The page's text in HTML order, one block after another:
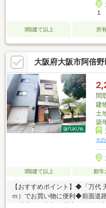
１
3階建て以上 所
大阪府大阪市阿倍
間
建
土
築
そ
3階建て以上 都市
【おすすめポイント】◆「万代
ｍ）でお買い物に便利◆前面道
て世帯にも安心の環境－・大